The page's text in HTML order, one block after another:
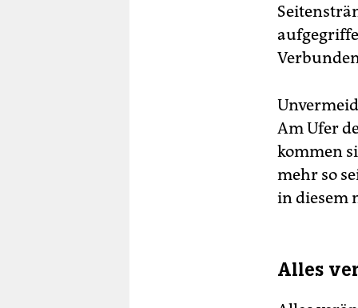
Am Ufer
kommen
mehr so
in diesem
Alles